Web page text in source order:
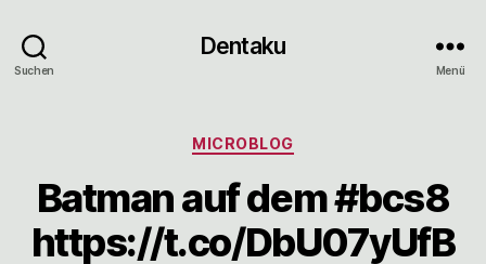
Suchen
Dentaku
Menü
Kategorien
MICROBLOG
Batman auf dem #bcs8
https://t.co/DbU07yUfB